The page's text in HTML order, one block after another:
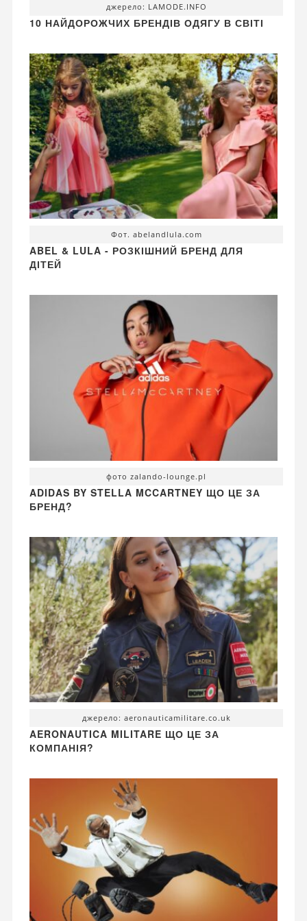
джерело: LAMODE.INFO
10 НАЙДОРОЖЧИХ БРЕНДІВ ОДЯГУ В СВІТІ
Фот. abelandlula.com
ABEL & LULA - РОЗКІШНИЙ БРЕНД ДЛЯ
ДІТЕЙ
фото zalando-lounge.pl
ADIDAS BY STELLA MCCARTNEY ЩО ЦЕ ЗА
БРЕНД?
джерело: aeronauticamilitare.co.uk
AERONAUTICA MILITARE ЩО ЦЕ ЗА
КОМПАНІЯ?